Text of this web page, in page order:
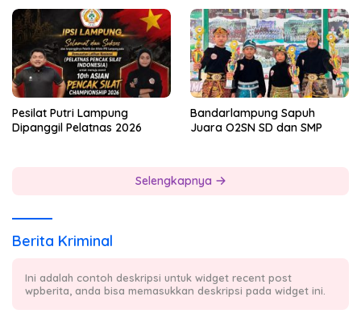
Pesilat Putri Lampung
Dipanggil Pelatnas 2026
Bandarlampung Sapuh
Juara O2SN SD dan SMP
Selengkapnya
Berita Kriminal
Ini adalah contoh deskripsi untuk widget recent post
wpberita, anda bisa memasukkan deskripsi pada widget ini.